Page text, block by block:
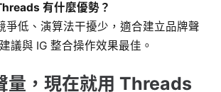
有什麼優勢？
爭低、演算法干擾少，適合建立品牌聲
議與 IG 整合操作效果最佳。
量，現在就用 Threads